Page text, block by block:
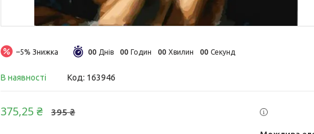
–5% 00 Днів 00 Годин 00 Хвилин 00 Секунд
В наявності Код: 163946
395 ₴
375,25 ₴